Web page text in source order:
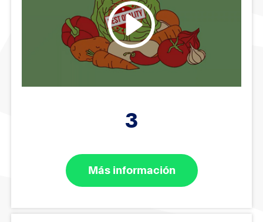
3
Más información